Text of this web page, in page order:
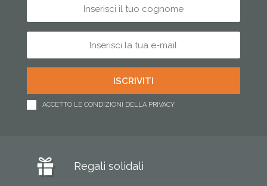
ACCETTO LE CONDIZIONI DELLA PRIVACY
Regali solidali